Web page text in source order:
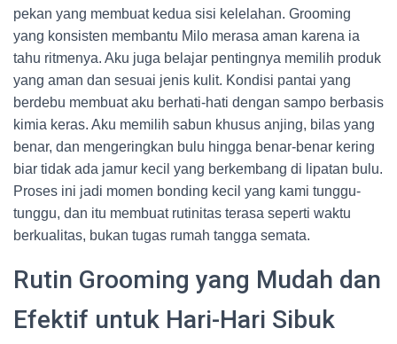
pekan yang membuat kedua sisi kelelahan. Grooming
yang konsisten membantu Milo merasa aman karena ia
tahu ritmenya. Aku juga belajar pentingnya memilih produk
yang aman dan sesuai jenis kulit. Kondisi pantai yang
berdebu membuat aku berhati-hati dengan sampo berbasis
kimia keras. Aku memilih sabun khusus anjing, bilas yang
benar, dan mengeringkan bulu hingga benar-benar kering
biar tidak ada jamur kecil yang berkembang di lipatan bulu.
Proses ini jadi momen bonding kecil yang kami tunggu-
tunggu, dan itu membuat rutinitas terasa seperti waktu
berkualitas, bukan tugas rumah tangga semata.
Rutin Grooming yang Mudah dan
Efektif untuk Hari-Hari Sibuk